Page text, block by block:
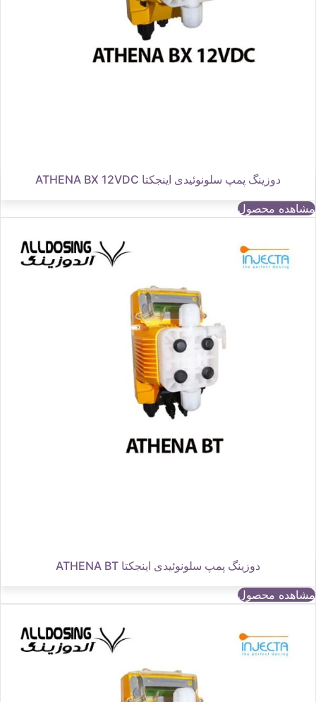
دوزینگ پمپ سلونوئیدی اینجکتا ATHENA BX 12VDC
مشاهده محصول
دوزینگ پمپ سلونوئیدی اینجکتا ATHENA BT
مشاهده محصول